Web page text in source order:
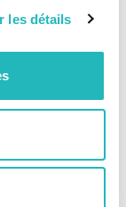
les détails